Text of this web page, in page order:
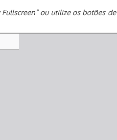
ou utilize os botões